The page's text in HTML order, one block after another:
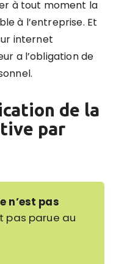
à tout moment la
à l’entreprise. Et
internet
a l’obligation de
de la
par
n’est pas
pas parue au